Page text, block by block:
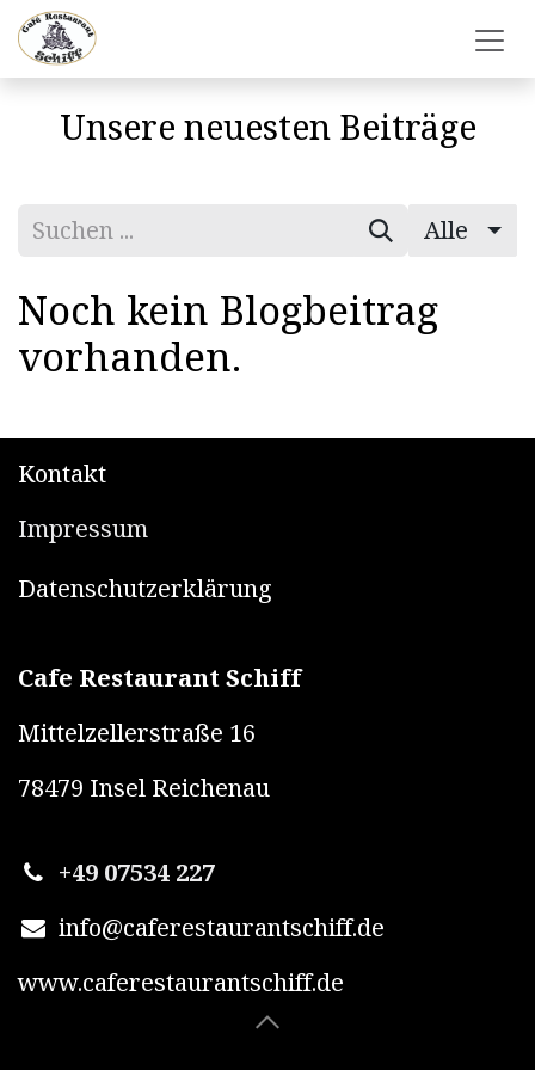
Zum Inhalt springen
Unsere neuesten Beiträge
Alle
Noch kein Blogbeitrag
vorhanden.
Kontakt
Impressum
Datenschutzerklärung
Cafe Restaurant Schiff
Mittelzellerstraße 16
78479 Insel Reichenau
+49 07534 227
info@caferestaurantschiff.de
www.caferestaurantschiff.de